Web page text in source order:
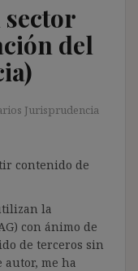
del
Jurisprudencia
contenido de
la
con ánimo de
de terceros sin
me ha